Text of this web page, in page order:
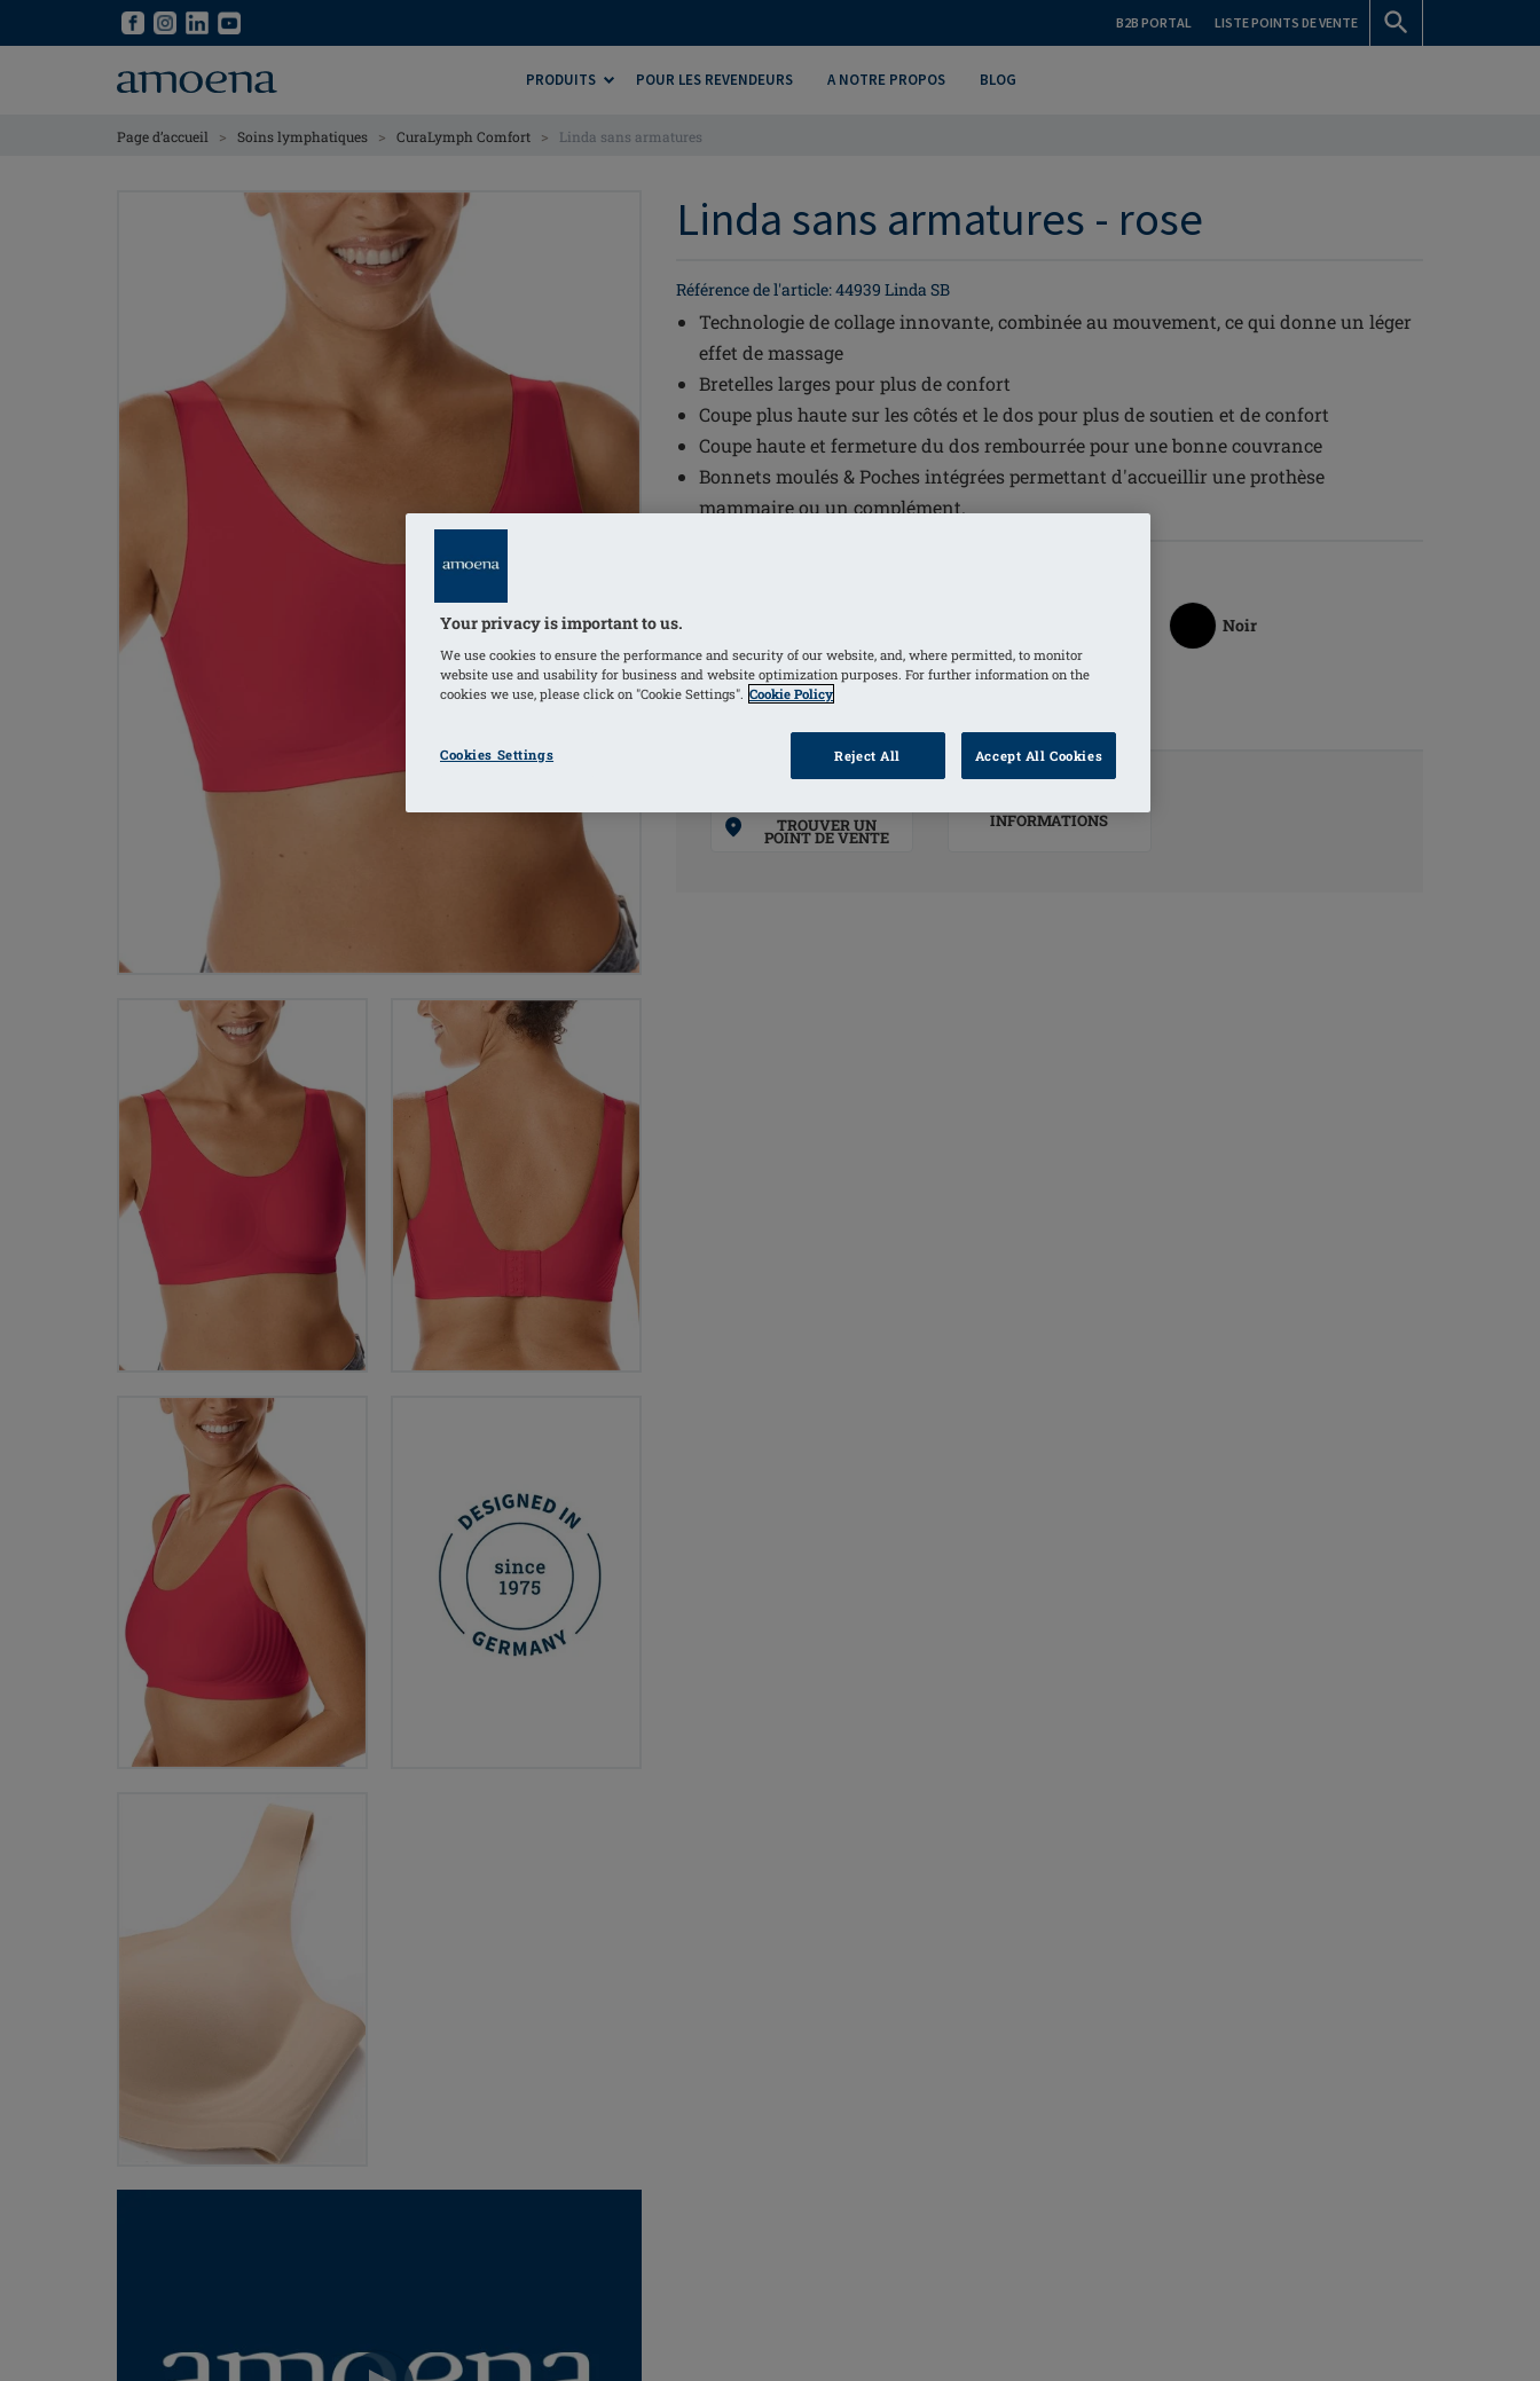
B2B PORTAL LISTE POINTS DE VENTE
PRODUITS POUR LES REVENDEURS A NOTRE PROPOS BLOG
Page d’accueil > Soins lymphatiques > CuraLymph Comfort > Linda sans armatures
Linda sans armatures - rose
Référence de l'article: 44939 Linda SB
Technologie de collage innovante, combinée au mouvement, ce qui donne un léger
effet de massage
Bretelles larges pour plus de confort
Coupe plus haute sur les côtés et le dos pour plus de soutien et de confort
Coupe haute et fermeture du dos rembourrée pour une bonne couvrance
Bonnets moulés & Poches intégrées permettant d'accueillir une prothèse
mammaire ou un complément.
Noir
Bleu Indigo
TROUVER UN
POINT DE VENTE
INFORMATIONS
Your privacy is important to us.
We use cookies to ensure the performance and security of our website, and, where permitted, to monitor
website use and usability for business and website optimization purposes. For further information on the
cookies we use, please click on "Cookie Settings". Cookie Policy
Cookies Settings Reject All Accept All Cookies